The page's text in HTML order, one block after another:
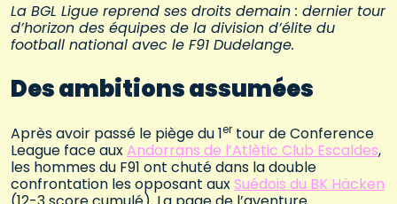
La BGL Ligue reprend ses droits demain : dernier tour
d’horizon des équipes de la division d’élite du
football national avec le F91 Dudelange.
Des ambitions assumées
Après avoir passé le piège du 1er tour de Conference
League face auxAndorrans de l’Atlètic Club Escaldes,
les hommes du F91 ont chuté dans la double
confrontation les opposant auxSuédois du BK Häcken